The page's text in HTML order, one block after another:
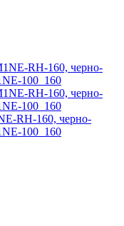
RH-160, черно-
100_160